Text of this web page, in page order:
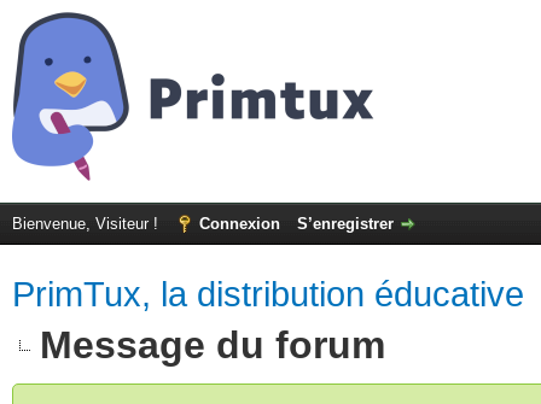
Bienvenue, Visiteur ! Connexion S’enregistrer
PrimTux, la distribution éducative
Message du forum